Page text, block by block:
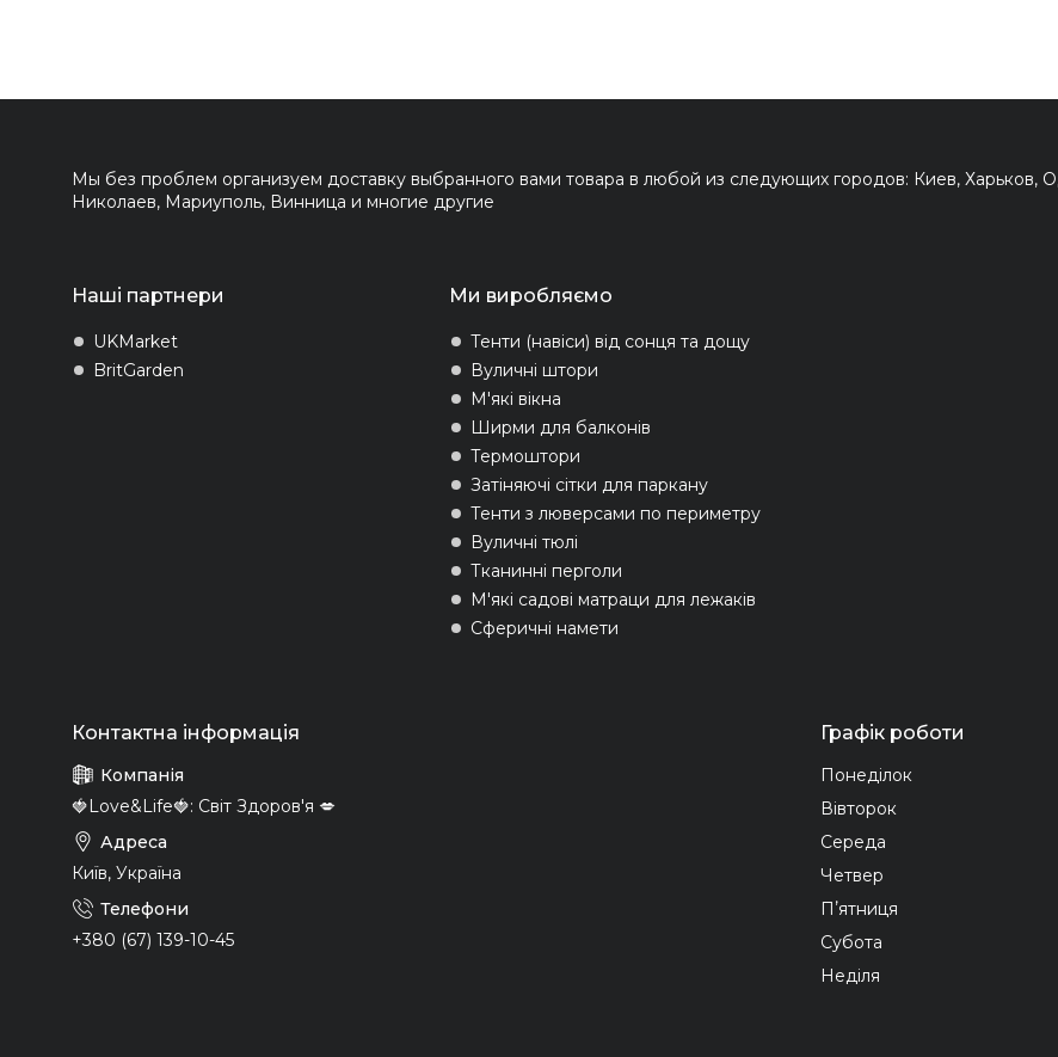
Мы без проблем организуем доставку выбранного вами товара в любой из следующих городов: Киев, Харьков,
Николаев, Мариуполь, Винница и многие другие
Наші партнери
UKMarket
BritGarden
Ми виробляємо
Тенти (навіси) від сонця та дощу
Вуличні штори
М'які вікна
Ширми для балконів
Термоштори
Затіняючі сітки для паркану
Тенти з люверсами по периметру
Вуличні тюлі
Тканинні перголи
М'які садові матраци для лежаків
Сферичні намети
🍓Love&Life🍓: Світ Здоров'я 💋
Київ, Україна
+380 (67) 139-10-45
Графік роботи
Понеділок
Вівторок
Середа
Четвер
Пʼятниця
Субота
Неділя